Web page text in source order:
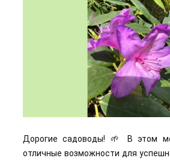
Дорогие садоводы! 🌱 В этом
отличные возможности для